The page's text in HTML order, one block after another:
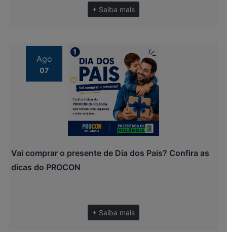
+ Saiba mais
Ago
07
Vai comprar o presente de Dia dos Pais? Confira as
dicas do PROCON
+ Saiba mais